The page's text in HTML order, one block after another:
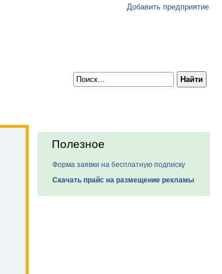
Добавить предприятие
Полезное
Форма заявки на бесплатную подписку
Скачать прайс на размещение рекламы